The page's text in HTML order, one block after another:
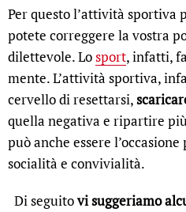
Per questo l’attività sportiva
potete correggere la vostra
dilettevole. Losport, infatti,
mente. L’attività sportiva,
cervello di resettarsi,
quella negativa e ripartire
può anche essere
socialità e convivialità.
Di seguitovi suggeriamo